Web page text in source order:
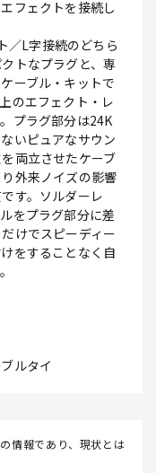
フェクトを接続し
／L字接続のどちら
トなプラグと、専
ーブル・キットで
のエフェクト・レ
プラグ部分は24K
いピュアなサウン
両立させたケーブ
外来ノイズの影響
す。ソルダーレ
をプラグ部分に差
けでスピーディー
をすることなく自
ルタイ
情報であり、現状とは